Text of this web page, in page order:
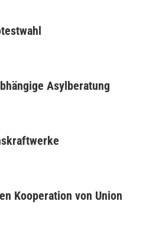
Asylberatung
Kooperation von Union